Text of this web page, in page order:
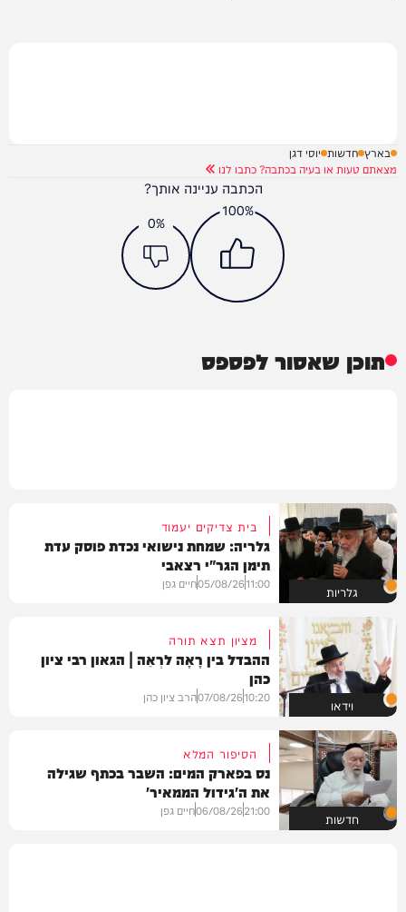
בארץ חדשות יוסי דגן
מצאתם טעות או בעיה בכתבה? כתבו לנו
הכתבה עניינה אותך?
100%
0%
תוכן שאסור לפספס
גלריות
בית צדיקים יעמוד
גלריה: שמחת נישואי נכדת פוסק עדת
תימן הגר"י רצאבי
11:00
05/08/26חיים גפן
וידאו
מציון תצא תורה
ההבדל בין רָאָה לרְאֵה | הגאון רבי ציון
כהן
10:20
07/08/26הרב ציון כהן
חדשות
הסיפור המלא
נס בפארק המים: השבר בכתף שגילה
את ה'גידול הממאיר'
21:00
06/08/26חיים גפן